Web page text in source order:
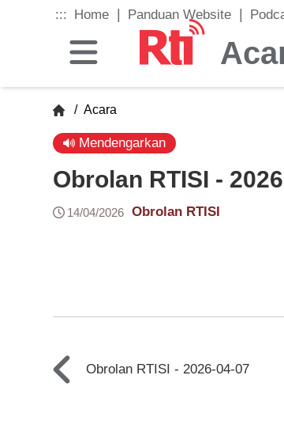
::: Home Panduan Website
/ Acara
Mendengarkan
Obrolan RTISI -
14/04/2026 Obrolan RTISI
Obrolan RTISI - 2026-04-07